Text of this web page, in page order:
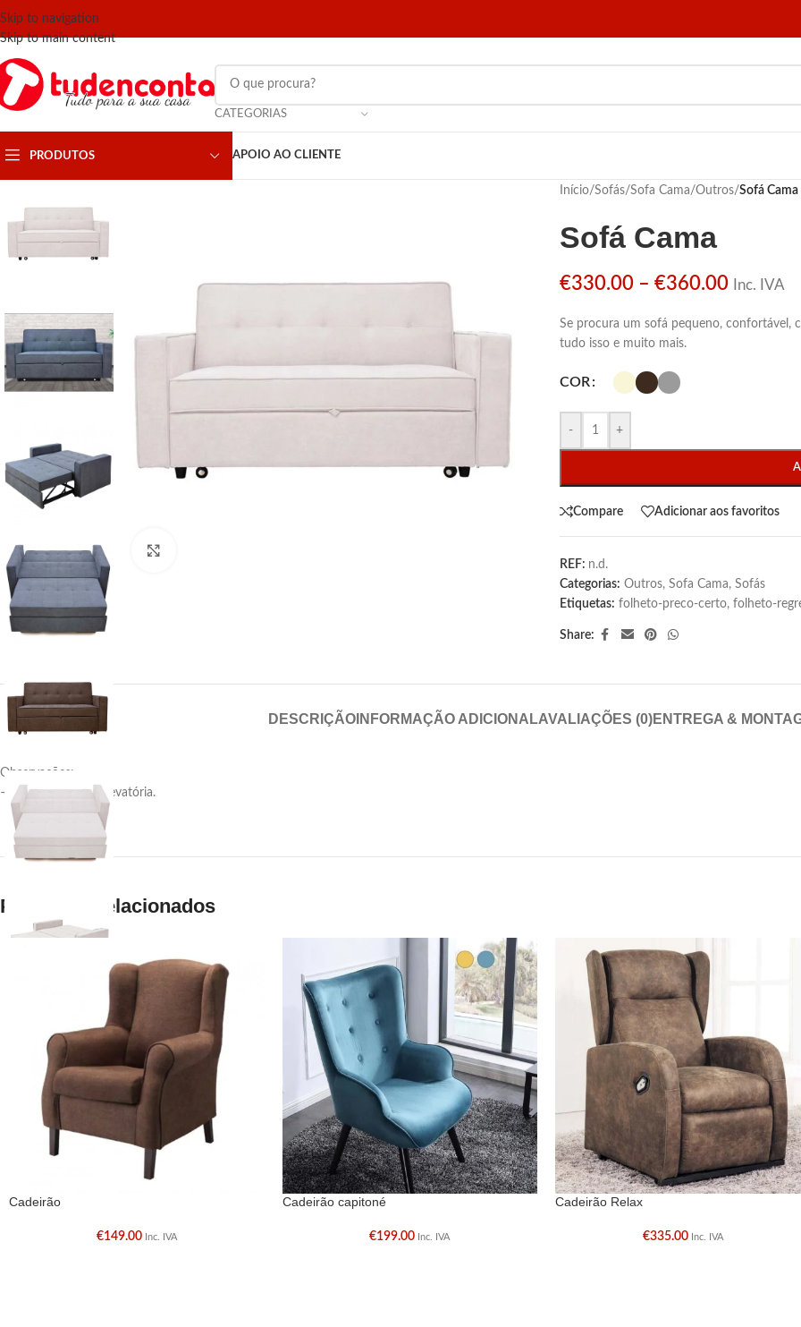
Skip to navigation
Skip to main content
CATEGORIAS
PRODUTOS APOIO AO CLIENTE
Início/Sofás/Sofa Cama/Outros/Sofá Cama
Sofá Cama
€330.00 – €360.00 Inc. IVA
Se procura um sofá pequeno, confortável,
tudo isso e muito mais.
COR
- +
Compare Adicionar aos favoritos
REF: n.d.
Categorias: Outros, Sofa Cama, Sofás
Etiquetas: folheto-preco-certo, folheto-
Share:
DESCRIÇÃOINFORMAÇÃO ADICIONALAVALIAÇÕES (0)ENTREGA &
Observações:
– Sofá com cama elevatória.
Produtos Relacionados
Cadeirão
€149.00 Inc. IVA
Cadeirão capitoné
€199.00 Inc. IVA
Cadeirão Relax
€335.00 Inc. IVA